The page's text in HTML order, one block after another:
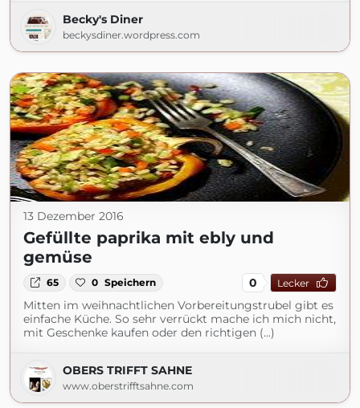
Becky's Diner
beckysdiner.wordpress.com
13 Dezember 2016
Gefüllte paprika mit ebly und
gemüse
65 0 Speichern 0 Lecker
Mitten im weihnachtlichen Vorbereitungstrubel gibt es
einfache Küche. So sehr verrückt mache ich mich nicht,
mit Geschenke kaufen oder den richtigen (...)
OBERS TRIFFT SAHNE
www.oberstrifftsahne.com